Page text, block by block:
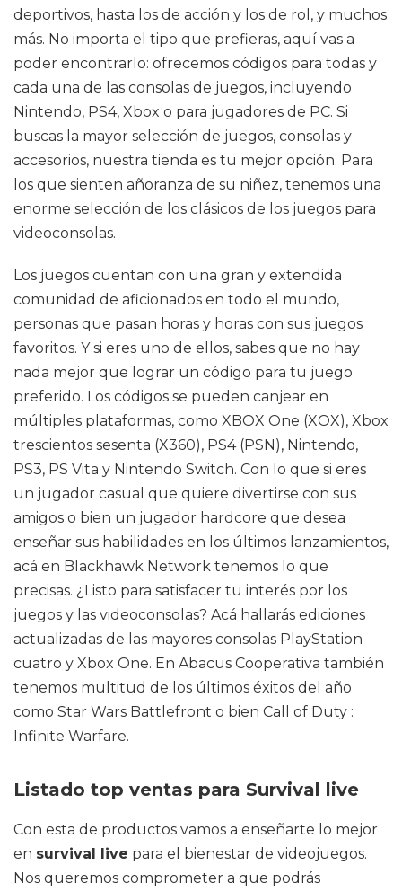
deportivos, hasta los de acción y los de rol, y muchos
más. No importa el tipo que prefieras, aquí vas a
poder encontrarlo: ofrecemos códigos para todas y
cada una de las consolas de juegos, incluyendo
Nintendo, PS4, Xbox o para jugadores de PC. Si
buscas la mayor selección de juegos, consolas y
accesorios, nuestra tienda es tu mejor opción. Para
los que sienten añoranza de su niñez, tenemos una
enorme selección de los clásicos de los juegos para
videoconsolas.
Los juegos cuentan con una gran y extendida
comunidad de aficionados en todo el mundo,
personas que pasan horas y horas con sus juegos
favoritos. Y si eres uno de ellos, sabes que no hay
nada mejor que lograr un código para tu juego
preferido. Los códigos se pueden canjear en
múltiples plataformas, como XBOX One (XOX), Xbox
trescientos sesenta (X360), PS4 (PSN), Nintendo,
PS3, PS Vita y Nintendo Switch. Con lo que si eres
un jugador casual que quiere divertirse con sus
amigos o bien un jugador hardcore que desea
enseñar sus habilidades en los últimos lanzamientos,
acá en Blackhawk Network tenemos lo que
precisas. ¿Listo para satisfacer tu interés por los
juegos y las videoconsolas? Acá hallarás ediciones
actualizadas de las mayores consolas PlayStation
cuatro y Xbox One. En Abacus Cooperativa también
tenemos multitud de los últimos éxitos del año
como Star Wars Battlefront o bien Call of Duty :
Infinite Warfare.
Listado top ventas para Survival live
Con esta de productos vamos a enseñarte lo mejor
en survival live para el bienestar de videojuegos.
Nos queremos comprometer a que podrás